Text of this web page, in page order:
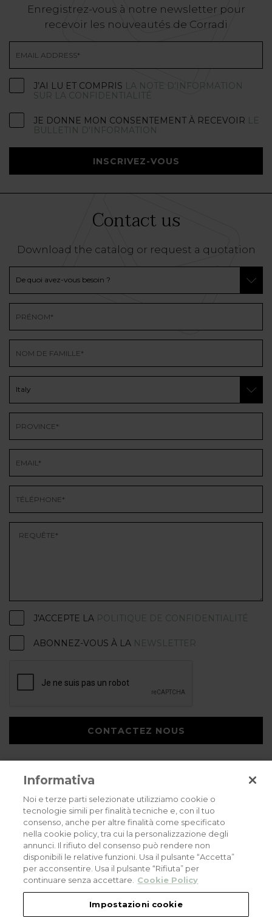
Enregistrez-vous à notre newsletter pour
recevoir les nouveautés de Corradi
J’AI LU ET COMPRIS LA NOTE D’INFORMATION
SUR LA CONFIDENTIALITÉ
JE DONNE MON CONSENTEMENT À RECEVOIR LE
BULLETIN D'INFORMATION
INSCRIVEZ-VOUS
Contact us
Download the catalog or request a quotation
J'ACCEPTE LA POLITIQUE DE CONFIDENTIALITÉ
ABONNEZ-VOUS À LA NEWSLETTER
CONTACTEZ NOUS
Privacy policy Cookies policy Careers
© 2026 all rights reserved - Corradi Srl - Via M. Serenari 20 - 40013 Castel
Maggiore (BO) T +39 051 4188411
Codice Fiscale - Partita Iva e Registro Imprese di Bologna: 03464321201. REA BO
- 521198. Capitale Sociale: euro 11.500.000,00
An eLogic Digital Company Project Powered by Xperience
Informativa
Noi e terze parti selezionate utilizziamo cookie o
tecnologie simili per finalità tecniche e, con il tuo
consenso, anche per altre finalità come specificato
nella cookie policy, tra cui la personalizzazione degli
annunci. Il rifiuto del consenso può rendere non
disponibili le relative funzioni. Usa il pulsante “Accetta”
per acconsentire. Usa il pulsante “Rifiuta” per
continuare senza accettare.
Cookie Policy
Impostazioni cookie